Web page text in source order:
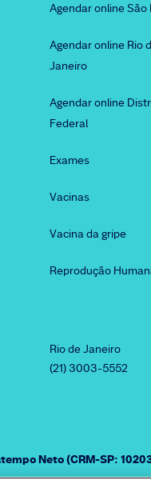
Agendar online São
Agendar online Rio
Janeiro
Agendar online
Federal
Exames
Vacinas
Vacina da gripe
Reprodução
Rio de Janeiro
(21) 3003-5552
Neto (CRM-SP: